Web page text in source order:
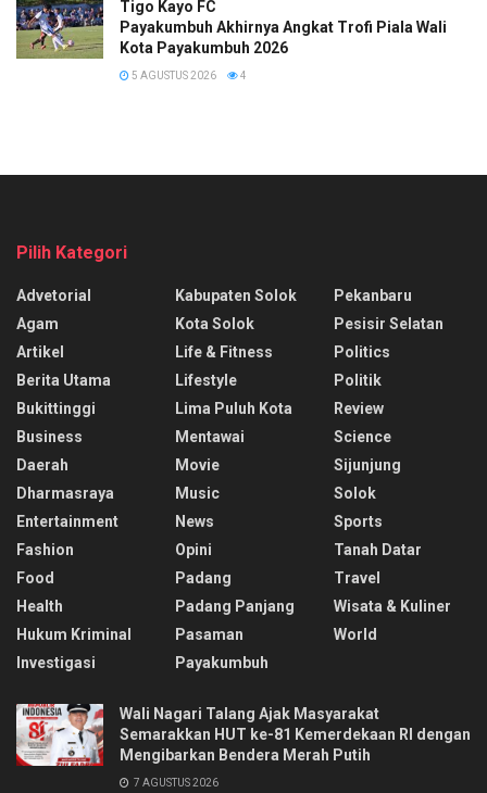
Tigo Kayo FC
Payakumbuh Akhirnya Angkat Trofi Piala Wali
Kota Payakumbuh 2026
5 AGUSTUS 2026 4
Pilih Kategori
Advetorial
Agam
Artikel
Berita Utama
Bukittinggi
Business
Daerah
Dharmasraya
Entertainment
Fashion
Food
Health
Hukum Kriminal
Investigasi
Kabupaten Solok
Kota Solok
Life & Fitness
Lifestyle
Lima Puluh Kota
Mentawai
Movie
Music
News
Opini
Padang
Padang Panjang
Pasaman
Payakumbuh
Pekanbaru
Pesisir Selatan
Politics
Politik
Review
Science
Sijunjung
Solok
Sports
Tanah Datar
Travel
Wisata & Kuliner
World
Wali Nagari Talang Ajak Masyarakat
Semarakkan HUT ke-81 Kemerdekaan RI dengan
Mengibarkan Bendera Merah Putih
7 AGUSTUS 2026